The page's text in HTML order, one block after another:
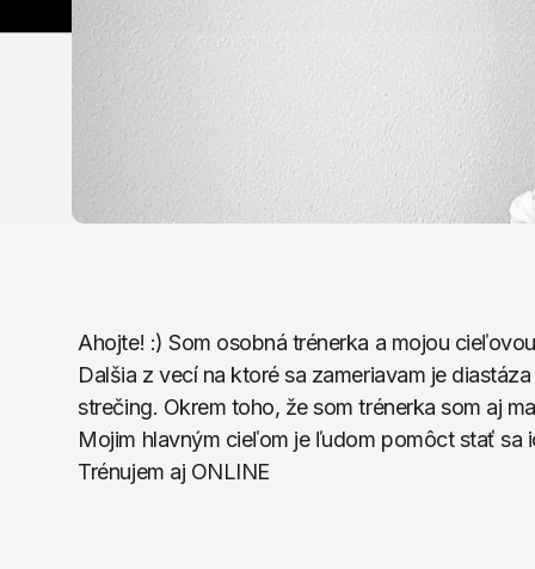
Ahojte! :) Som osobná trénerka a mojou
Dalšia z vecí na ktoré sa zameriavam je
strečing. Okrem toho, že som trénerka som aj
Mojim hlavným cieľom je ľudom pomôct stať sa
Trénujem aj ONLINE